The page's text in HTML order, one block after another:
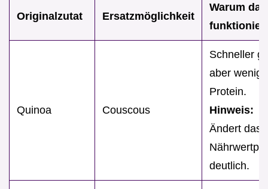
Originalzutat Ersatzmöglichkeit
Warum das
funktioniert
Quinoa Couscous
Schneller
aber
Protein.
Hinweis:
Ändert das
deutlich.